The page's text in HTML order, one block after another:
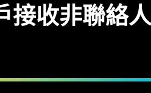
接收非聯絡人